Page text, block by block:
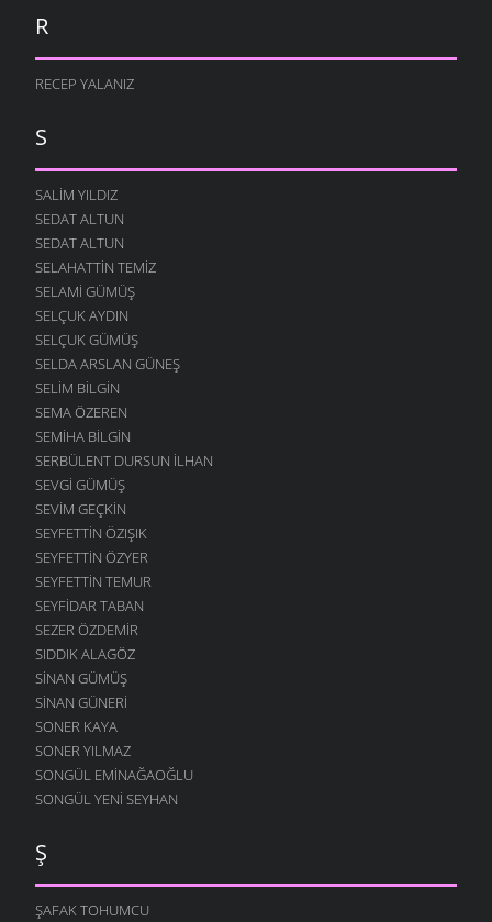
R
RECEP YALANIZ
S
SALIM YILDIZ
SEDAT ALTUN
SEDAT ALTUN
SELAHATTIN TEMIZ
SELAMI GÜMÜŞ
SELÇUK AYDIN
SELÇUK GÜMÜŞ
SELDA ARSLAN GÜNEŞ
SELIM BILGIN
SEMA ÖZEREN
SEMIHA BILGIN
SERBÜLENT DURSUN İLHAN
SEVGI GÜMÜŞ
SEVIM GEÇKIN
SEYFETTIN ÖZIŞIK
SEYFETTIN ÖZYER
SEYFETTIN TEMUR
SEYFIDAR TABAN
SEZER ÖZDEMIR
SIDDIK ALAGÖZ
SINAN GÜMÜŞ
SINAN GÜNERI
SONER KAYA
SONER YILMAZ
SONGÜL EMINAĞAOĞLU
SONGÜL YENI SEYHAN
Ş
ŞAFAK TOHUMCU